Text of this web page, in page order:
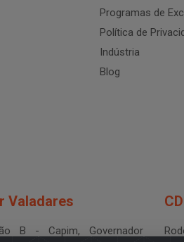
Programas de
Política de
Indústria
Blog
Valadares
B - Capim, Governador